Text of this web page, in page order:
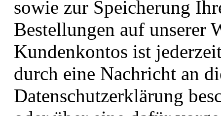
sowie zur Speicherung
Bestellungen auf unserer
Kundenkontos ist
durch eine Nachricht an
Datenschutzerklärung